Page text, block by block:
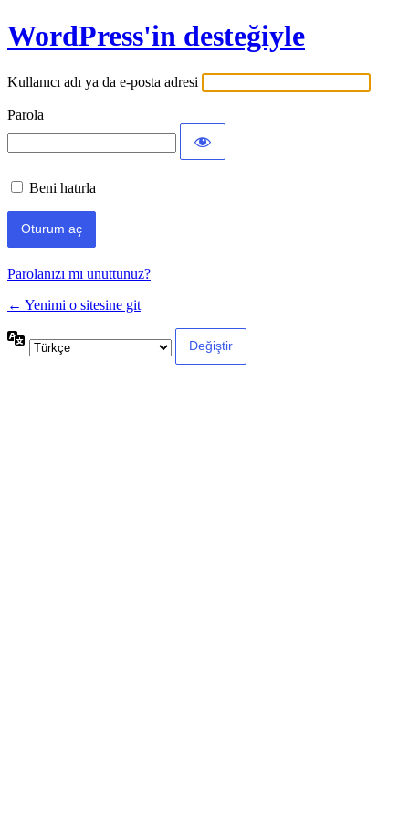
WordPress'in desteğiyle
Kullanıcı adı ya da e-posta adresi
Parola
Beni hatırla
Parolanızı mı unuttunuz?
← Yenimi o sitesine git